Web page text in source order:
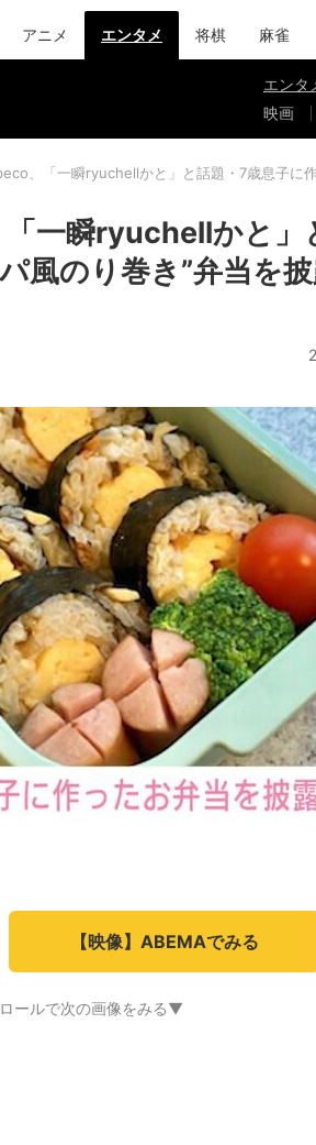
アニメ エンタメ 将棋 麻雀
エンタ
映画
、「一瞬ryuchellかと」と話題・7歳息子に作
一瞬ryuchellかと」
風のり巻き”弁当を
【映像】ABEMAでみる
ールで次の画像をみる▼